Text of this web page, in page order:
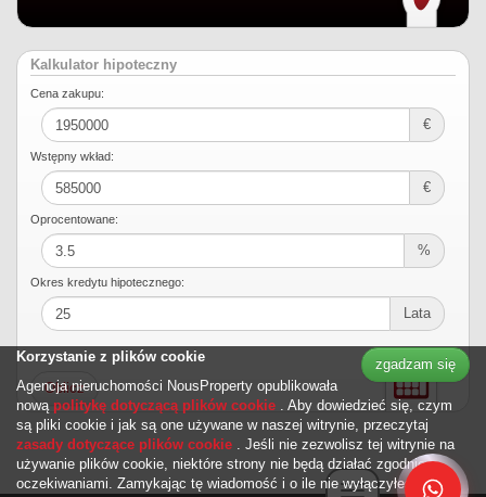
Toggle navigation
Kalkulator hipoteczny
Cena zakupu:
€
Wstępny wkład:
€
Oprocentowane:
%
Okres kredytu hipotecznego:
Lata
zgadzam się
Korzystanie z plików cookie
Agencja nieruchomości NousProperty opublikowała
nową politykę dotyczącą plików cookie . Aby dowiedzieć się, czym
są pliki cookie i jak są one używane w naszej witrynie, przeczytaj
zasady dotyczące plików cookie . Jeśli nie zezwolisz tej witrynie na
używanie plików cookie, niektóre strony nie będą działać zgodnie z
oczekiwaniami. Zamykając tę ​​wiadomość i o ile nie wyłączyłeś plików